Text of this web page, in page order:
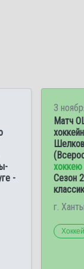
-
3
Матч
хоккею
Сезон
г.
Хоккей